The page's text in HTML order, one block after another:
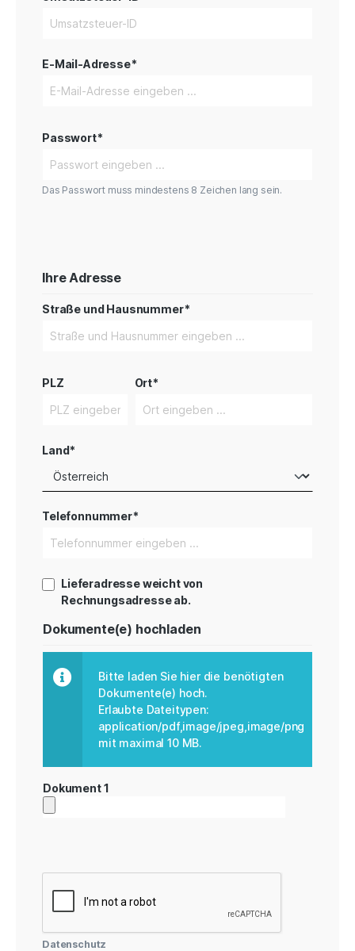
E-Mail-Adresse*
Passwort*
Das Passwort muss mindestens 8 Zeichen lang sein.
Ihre Adresse
Straße und Hausnummer*
PLZ Ort*
Land*
Telefonnummer*
Lieferadresse weicht von
Rechnungsadresse ab.
Dokumente(e) hochladen
Bitte laden Sie hier die benötigten
Dokumente(e) hoch.
Erlaubte Dateitypen:
application/pdf,image/jpeg,image/png
mit maximal 10 MB.
Dokument 1
Datenschutz